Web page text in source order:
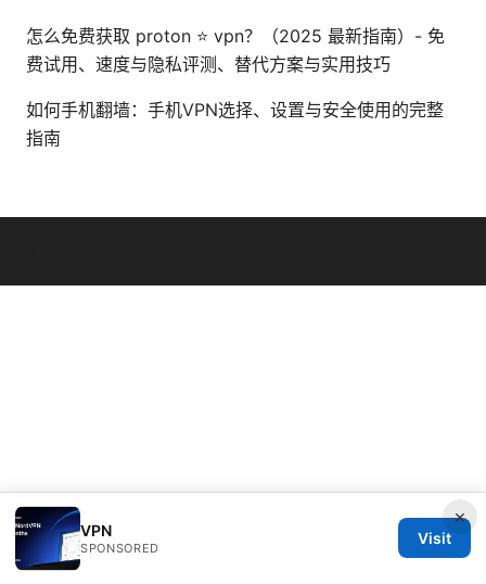
怎么免费获取 proton ⭐ vpn？（2025 最新指南）- 免
费试用、速度与隐私评测、替代方案与实用技巧
如何手机翻墙：手机VPN选择、设置与安全使用的完整
指南
×
VPN
SPONSORED
Visit